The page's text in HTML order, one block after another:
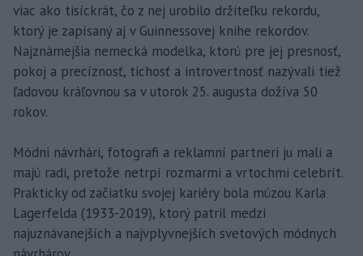
viac ako tisíckrát, čo z nej urobilo držiteľku rekordu,
ktorý je zapísaný aj v Guinnessovej knihe rekordov.
Najznámejšia nemecká modelka, ktorú pre jej presnosť,
pokoj a precíznosť, tichosť a introvertnosť nazývali tiež
ľadovou kráľovnou sa v utorok 25. augusta dožíva 50
rokov.
Módni návrhári, fotografi a reklamní partneri ju mali a
majú radi, pretože netrpí rozmarmi a vrtochmi celebrít.
Prakticky od začiatku svojej kariéry bola múzou Karla
Lagerfelda (1933-2019), ktorý patril medzi
najuznávanejších a najvplyvnejších svetových módnych